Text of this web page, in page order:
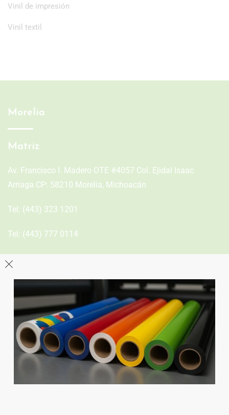
Vinil de impresión
Vinil textil
Morelia
Matriz
Av. Francisco I. Madero OTE #4057 Col. Ejidal Isaac
Arriaga CP: 58210 Morelia, Michoacán
Tel: (443) 323 1201
Tel: (443) 777 0114
León
Sucursal
Av del Astillero 129 Centro bodeguero Las Trojes León,
Guanajuato
Tel:(477) 776 8994